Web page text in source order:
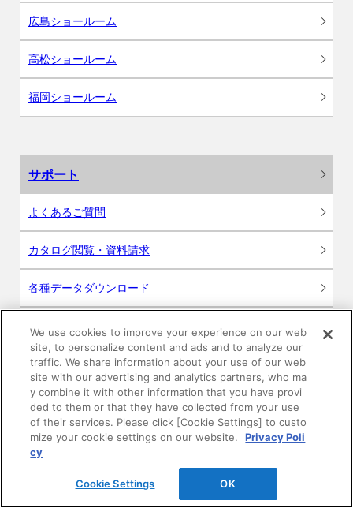
広島ショールーム
高松ショールーム
福岡ショールーム
サポート
よくあるご質問
カタログ閲覧・資料請求
各種データダウンロード
WEB見積・各種シミュレーション
交換用部品の購入
修理・点検
お問い合わせ
We use cookies to improve your experience on our web
site, to personalize content and ads and to analyze our
traffic. We share information about your use of our web
site with our advertising and analytics partners, who ma
y combine it with other information that you have provi
ded to them or that they have collected from your use
of their services. Please click [Cookie Settings] to custo
mize your cookie settings on our website.
Privacy Poli
cy
Cookie Settings OK